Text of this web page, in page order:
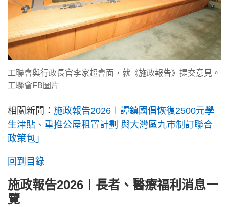
工聯會與行政長官李家超會面，就《施政報告》提交意見。
工聯會FB圖片
相關新聞： 施政報告2026︱譚鎮國倡恢復2500元學
生津貼、重推公屋租置計劃 與大灣區九市制訂聯合
政策包」
回到目錄
施政報告2026︱長者、醫療福利消息一
覽